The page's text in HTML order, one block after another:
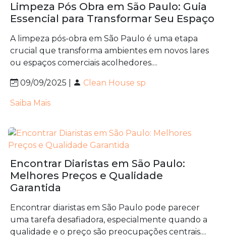
Limpeza Pós Obra em São Paulo: Guia
Essencial para Transformar Seu Espaço
A limpeza pós-obra em São Paulo é uma etapa
crucial que transforma ambientes em novos lares
ou espaços comerciais acolhedores....
09/09/2025 | Clean House sp
Saiba Mais
Encontrar Diaristas em São Paulo:
Melhores Preços e Qualidade
Garantida
Encontrar diaristas em São Paulo pode parecer
uma tarefa desafiadora, especialmente quando a
qualidade e o preço são preocupações centrais....